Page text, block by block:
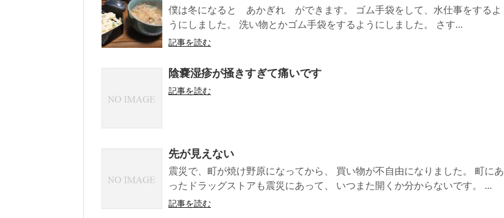
僕は冬になると あかぎれ ができます。 ゴム手袋をして、水仕事をするよ
うにしました。 洗い物とかゴム手袋をするようにしました。 さす...
記事を読む
陰嚢湿疹が掻きすぎて痛いです
記事を読む
先が見えない
震災で、町が焼け野原になってから、 買い物が不自由になりました。 町にあ
ったドラッグストアも震災にあって、 いつまた開くか分からないです。 ...
記事を読む